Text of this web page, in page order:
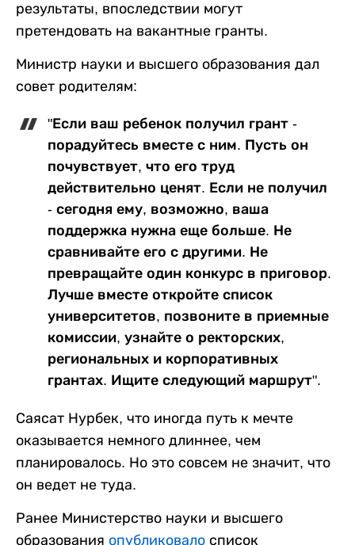
результаты, впоследствии могут
претендовать на вакантные гранты.
Министр науки и высшего образования дал
совет родителям:
"Если ваш ребенок получил грант -
порадуйтесь вместе с ним. Пусть он
почувствует, что его труд
действительно ценят. Если не получил
- сегодня ему, возможно, ваша
поддержка нужна еще больше. Не
сравнивайте его с другими. Не
превращайте один конкурс в приговор.
Лучше вместе откройте список
университетов, позвоните в приемные
комиссии, узнайте о ректорских,
региональных и корпоративных
грантах. Ищите следующий маршрут".
Саясат Нурбек, что иногда путь к мечте
оказывается немного длиннее, чем
планировалось. Но это совсем не значит, что
он ведет не туда.
Ранее Министерство науки и высшего
образования опубликовало список